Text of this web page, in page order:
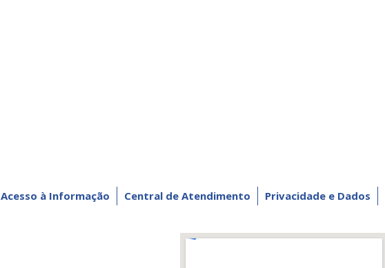
Acesso à Informação Central de Atendimento Privacidade e Dados